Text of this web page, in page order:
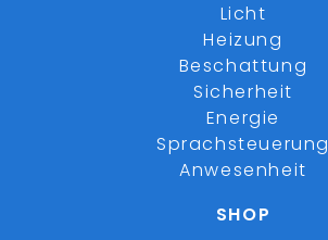
Licht
Heizung
Beschattung
Sicherheit
Energie
Sprachsteuerung
Anwesenheit
SHOP